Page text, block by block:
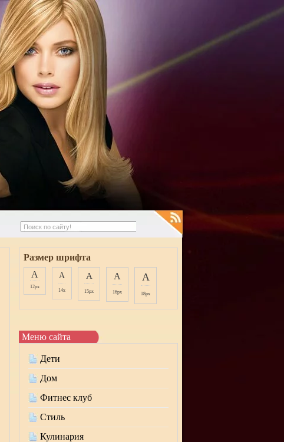
Размер шрифта
A
12px
A
14x
A
15px
A
16px
A
18px
Меню сайта
Дети
Дом
Фитнес клуб
Стиль
Кулинария